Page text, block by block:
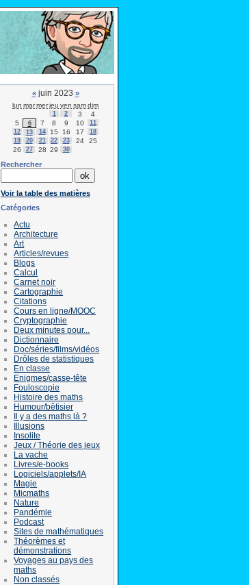
«juin 2023 »
lun marmerjeu ven samdim
1 2 3
4
5
6 7 8 9 10
11
12
13 14 15 16 17
18
19
20 21 22 23 24
25
26
27 28 29 30
Rechercher
Voir la table des matières
Catégories
Actu
Architecture
Art
Articles/revues
Blogs
Calcul
Carnet noir
Cartographie
Citations
Cours en ligne/MOOC
Cryptographie
Deux minutes pour...
Dictionnaire
Doc/séries/films/vidéos
Drôles de statistiques
En classe
Enigmes/casse-tête
Fouloscopie
Histoire des maths
Humour/bêtisier
Il y a des maths là ?
Illusions
Insolite
Jeux / Théorie des jeux
La vache
Livres/e-books
Logiciels/applets/IA
Magie
Micmaths
Nature
Pandémie
Podcast
Sites de mathématiques
Théorèmes et
démonstrations
Voyages au pays des
maths
Non classés